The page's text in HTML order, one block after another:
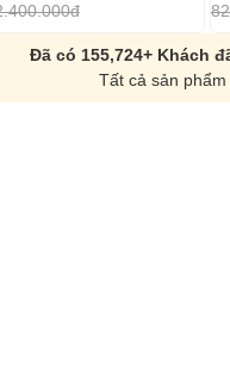
Đã có 155,724+ Khách
Tất cả sản